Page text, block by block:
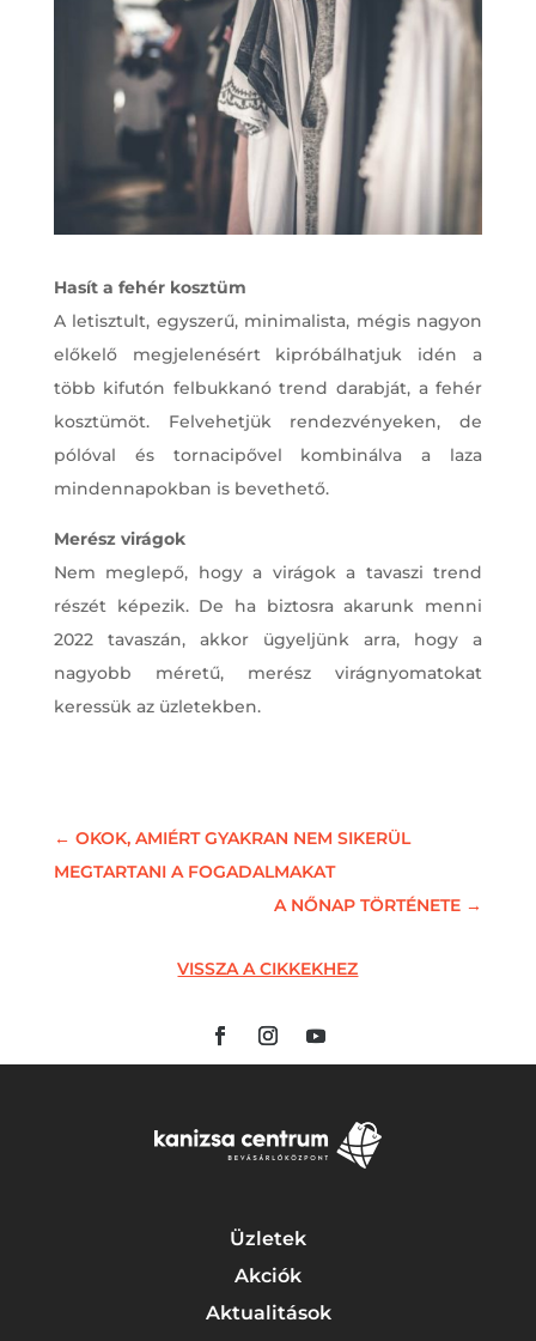
Hasít a fehér kosztüm
A letisztult, egyszerű, minimalista, mégis nagyon
előkelő megjelenésért kipróbálhatjuk idén a
több kifutón felbukkanó trend darabját, a fehér
kosztümöt. Felvehetjük rendezvényeken, de
pólóval és tornacipővel kombinálva a laza
mindennapokban is bevethető.
Merész virágok
Nem meglepő, hogy a virágok a tavaszi trend
részét képezik. De ha biztosra akarunk menni
2022 tavaszán, akkor ügyeljünk arra, hogy a
nagyobb méretű, merész virágnyomatokat
keressük az üzletekben.
← OKOK, AMIÉRT GYAKRAN NEM SIKERÜL
MEGTARTANI A FOGADALMAKAT
A NŐNAP TÖRTÉNETE →
VISSZA A CIKKEKHEZ
Üzletek
Akciók
Aktualitások